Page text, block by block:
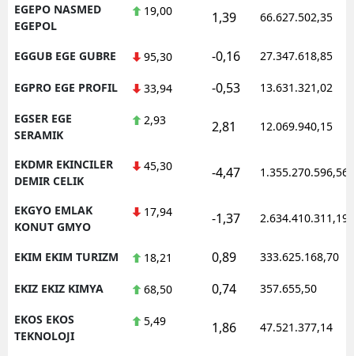
EGEPO NASMED
EGEPOL
19,00 1,39 66.627.502,35
EGGUB EGE GUBRE 95,30 -0,16 27.347.618,85
EGPRO EGE PROFIL 33,94 -0,53 13.631.321,02
EGSER EGE
SERAMIK
2,93 2,81 12.069.940,15
EKDMR EKINCILER
DEMIR CELIK
45,30 -4,47 1.355.270.596,56
EKGYO EMLAK
KONUT GMYO
17,94 -1,37 2.634.410.311,19
EKIM EKIM TURIZM 18,21 0,89 333.625.168,70
EKIZ EKIZ KIMYA 68,50 0,74 357.655,50
EKOS EKOS
TEKNOLOJI
5,49 1,86 47.521.377,14